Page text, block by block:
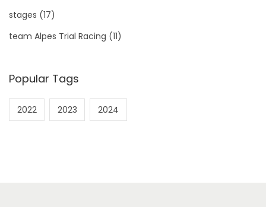
stages (17)
team Alpes Trial Racing (11)
Popular Tags
2022 2023 2024